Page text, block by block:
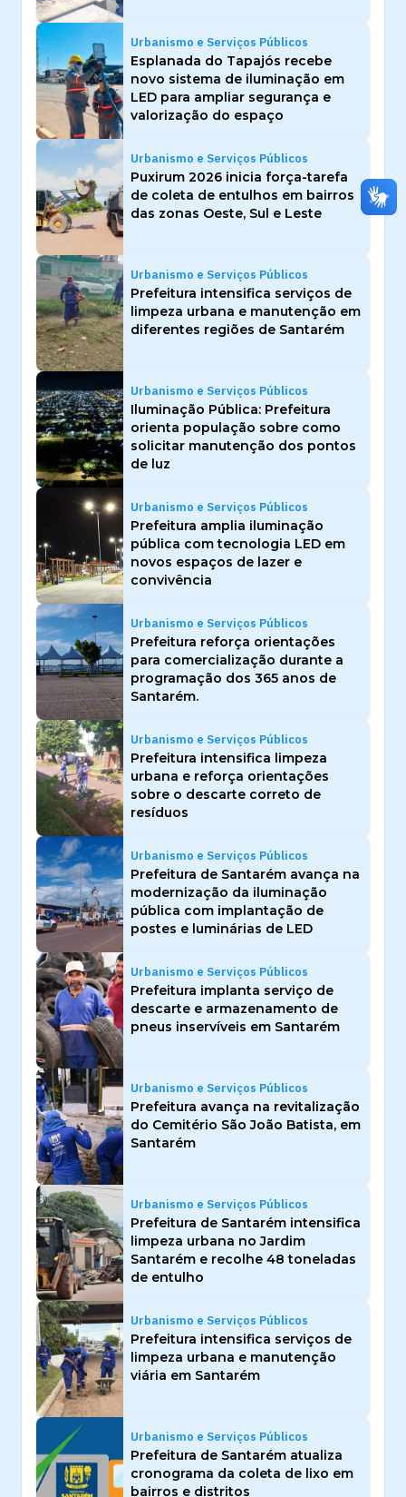
Urbanismo e Serviços Públicos
Esplanada do Tapajós recebe
novo sistema de iluminação em
LED para ampliar segurança e
valorização do espaço
Urbanismo e Serviços Públicos
Puxirum 2026 inicia força-tarefa
de coleta de entulhos em bairros
das zonas Oeste, Sul e Leste
Urbanismo e Serviços Públicos
Prefeitura intensifica serviços de
limpeza urbana e manutenção em
diferentes regiões de Santarém
Urbanismo e Serviços Públicos
Iluminação Pública: Prefeitura
orienta população sobre como
solicitar manutenção dos pontos
de luz
Urbanismo e Serviços Públicos
Prefeitura amplia iluminação
pública com tecnologia LED em
novos espaços de lazer e
convivência
Urbanismo e Serviços Públicos
Prefeitura reforça orientações
para comercialização durante a
programação dos 365 anos de
Santarém.
Urbanismo e Serviços Públicos
Prefeitura intensifica limpeza
urbana e reforça orientações
sobre o descarte correto de
resíduos
Urbanismo e Serviços Públicos
Prefeitura de Santarém avança na
modernização da iluminação
pública com implantação de
postes e luminárias de LED
Urbanismo e Serviços Públicos
Prefeitura implanta serviço de
descarte e armazenamento de
pneus inservíveis em Santarém
Urbanismo e Serviços Públicos
Prefeitura avança na revitalização
do Cemitério São João Batista, em
Santarém
Urbanismo e Serviços Públicos
Prefeitura de Santarém intensifica
limpeza urbana no Jardim
Santarém e recolhe 48 toneladas
de entulho
Urbanismo e Serviços Públicos
Prefeitura intensifica serviços de
limpeza urbana e manutenção
viária em Santarém
Urbanismo e Serviços Públicos
Prefeitura de Santarém atualiza
cronograma da coleta de lixo em
bairros e distritos